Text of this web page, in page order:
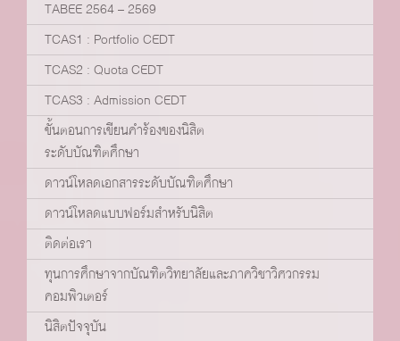
TABEE 2564 – 2569
TCAS1 : Portfolio CEDT
TCAS2 : Quota CEDT
TCAS3 : Admission CEDT
ขั้นตอนการเขียนคำร้องของนิสิต
ระดับบัณฑิตศึกษา
ดาวน์โหลดเอกสารระดับบัณฑิตศึกษา
ดาวน์โหลดแบบฟอร์มสำหรับนิสิต
ติดต่อเรา
ทุนการศึกษาจากบัณฑิตวิทยาลัยและภาควิชาวิศวกรรม
คอมพิวเตอร์
นิสิตปัจจุบัน